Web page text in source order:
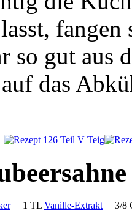
fangen
so gut aus
das
1 TL Vanille-Extrakt 3/8